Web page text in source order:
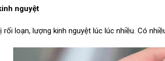
nguyệt
rối loạn, lượng kinh nguyệt lúc lúc nhiều. Có